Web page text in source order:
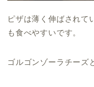
ピザは薄く伸ばされて
も食べやすいです。
ゴルゴンゾーラチーズ